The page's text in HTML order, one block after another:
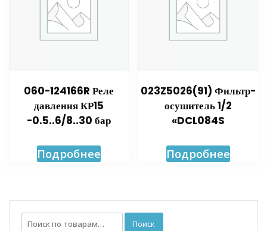
060-124166R Реле
давления КР15
-0.5..6/8..30 бар
Подробнее
023Z5026(91) Фильтр-
осушитель 1/2
«DCL084S
Подробнее
Искать: Поиск